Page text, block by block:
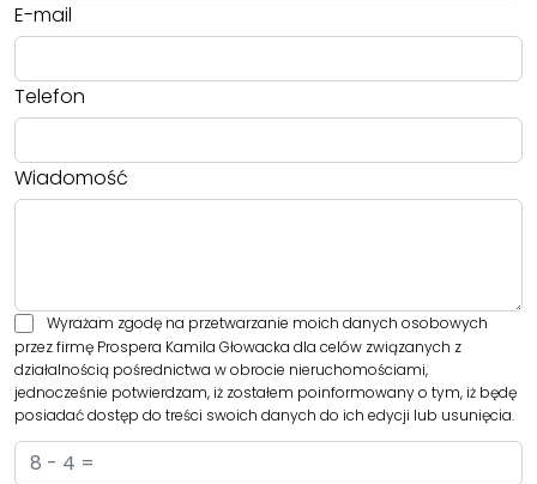
E-mail
Telefon
Wiadomość
Wyrażam zgodę na przetwarzanie moich danych osobowych
przez firmę Prospera Kamila Głowacka dla celów związanych z
działalnością pośrednictwa w obrocie nieruchomościami,
jednocześnie potwierdzam, iż zostałem poinformowany o tym, iż będę
posiadać dostęp do treści swoich danych do ich edycji lub usunięcia.